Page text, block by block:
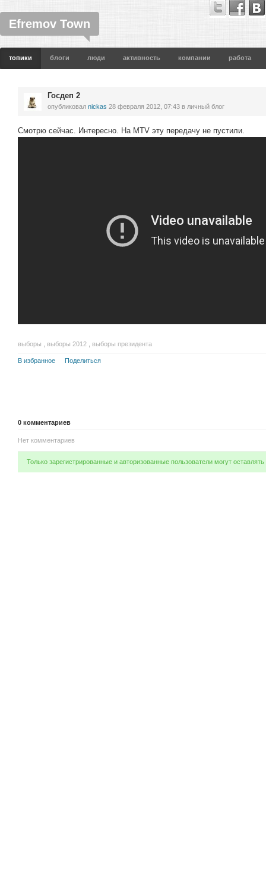
Efremov Town
топики блоги люди активность компании работа
Госдеп 2
опубликовал nickas 28 февраля 2012, 07:43 в личный блог
Смотрю сейчас. Интересно. На MTV эту передачу не пустили.
выборы выборы 2012 выборы президента
В избранное Поделиться
0 комментариев
Нет комментариев
Только зарегистрированные и авторизованные пользователи могут